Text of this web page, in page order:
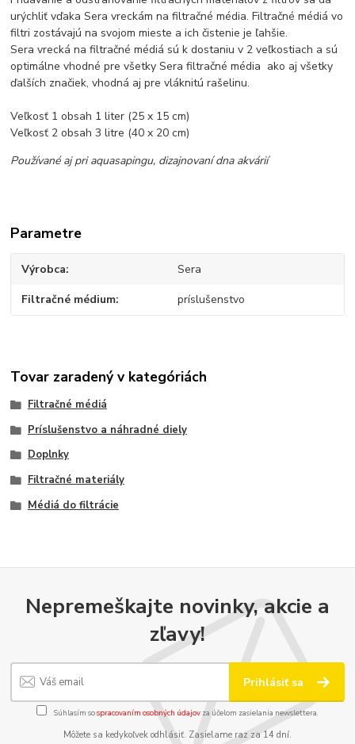
urýchliť vďaka Sera vreckám na filtračné média. Filtračné médiá vo
filtri zostávajú na svojom mieste a ich čistenie je ľahšie.
Sera vrecká na filtračné médiá sú k dostaniu v 2 veľkostiach a sú
optimálne vhodné pre všetky Sera filtračné média ako aj všetky
ďalších značiek, vhodná aj pre vláknitú rašelinu.
Veľkosť 1 obsah 1 liter (25 x 15 cm)
Veľkosť 2 obsah 3 litre (40 x 20 cm)
Používané aj pri aquasapingu, dizajnovaní dna akvárií
Parametre
Výrobca Sera
Filtračné médium príslušenstvo
Tovar zaradený v kategóriách
Filtračné médiá
Príslušenstvo a náhradné diely
Doplnky
Filtračné materiály
Médiá do filtrácie
Nepremeškajte novinky, akcie a
zľavy!
Prihlásiť sa
Súhlasím sospracovaním osobných údajov za účelom zasielania newslettera.
Môžete sa kedykoľvek odhlásiť. Zasielame raz za 14 dní.